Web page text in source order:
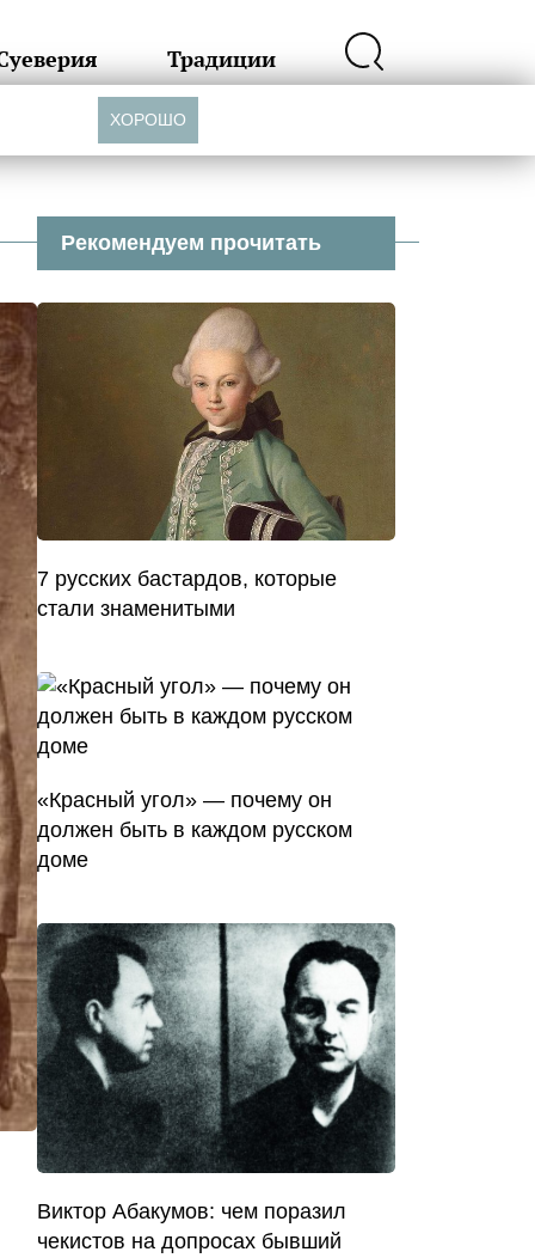
Традиции
Рекомендуем прочитать
7 русских бастардов, которые
стали знаменитыми
«Красный угол» — почему он
должен быть в каждом русском
доме
Виктор Абакумов: чем поразил
чекистов на допросах бывший
ХОРОШО